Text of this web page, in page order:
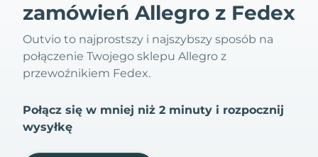
zamówień Allegro z Fedex
Outvio to najprostszy i najszybszy sposób na
połączenie Twojego sklepu Allegro z
przewoźnikiem Fedex.
Połącz się w mniej niż 2 minuty i rozpocznij
wysyłkę